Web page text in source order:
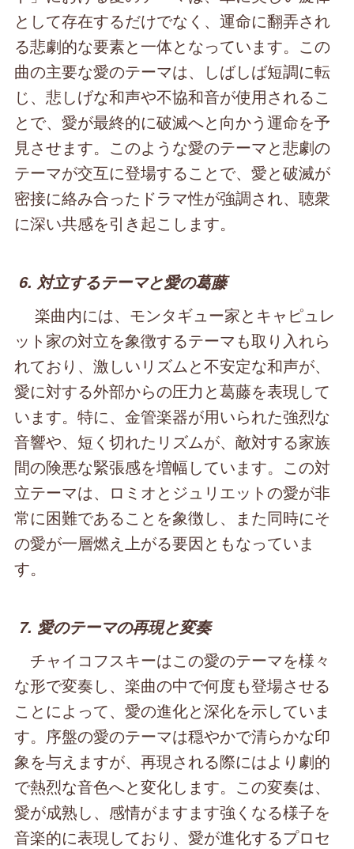
として存在するだけでなく、運命に翻弄され
る悲劇的な要素と一体となっています。この
曲の主要な愛のテーマは、しばしば短調に転
じ、悲しげな和声や不協和音が使用されるこ
とで、愛が最終的に破滅へと向かう運命を予
見させます。このような愛のテーマと悲劇の
テーマが交互に登場することで、愛と破滅が
密接に絡み合ったドラマ性が強調され、聴衆
に深い共感を引き起こします。
6. 対立するテーマと愛の葛藤
楽曲内には、モンタギュー家とキャピュレ
ット家の対立を象徴するテーマも取り入れら
れており、激しいリズムと不安定な和声が、
愛に対する外部からの圧力と葛藤を表現して
います。特に、金管楽器が用いられた強烈な
音響や、短く切れたリズムが、敵対する家族
間の険悪な緊張感を増幅しています。この対
立テーマは、ロミオとジュリエットの愛が非
常に困難であることを象徴し、また同時にそ
の愛が一層燃え上がる要因ともなっていま
す。
7. 愛のテーマの再現と変奏
チャイコフスキーはこの愛のテーマを様々
な形で変奏し、楽曲の中で何度も登場させる
ことによって、愛の進化と深化を示していま
す。序盤の愛のテーマは穏やかで清らかな印
象を与えますが、再現される際にはより劇的
で熱烈な音色へと変化します。この変奏は、
愛が成熟し、感情がますます強くなる様子を
音楽的に表現しており、愛が進化するプロセ